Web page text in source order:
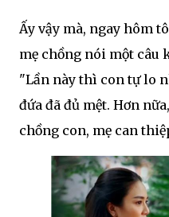
Ấy vậy mà, ngay hôm
mẹ chồng nói một câu
"Lần này thì con tự lo
đứa đã đủ mệt. Hơn
chồng con, mẹ can